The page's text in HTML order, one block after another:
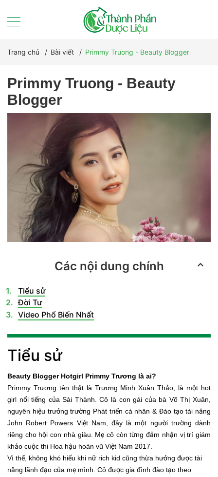
Trang chủ / Bài viết / Primmy Truong - Beauty Blogger
Primmy Truong - Beauty
Blogger
Các nội dung chính
Tiểu sử
Đời Tư
Video Phổ Biến Nhất
Tiểu sử
Beauty Blogger Hotgirl Primmy Trương là ai?
Primmy Trương tên thật là Trương Minh Xuân Thảo, là một hot
girl nổi tiếng của Sài Thành. Cô là con gái của bà Võ Thị Xuân,
nguyên hiệu trưởng trường Phát triển cá nhân & Đào tạo tài năng
John Robert Powers Việt Nam, đây là một người trường dành
riêng cho hội con nhà giàu. Mẹ cô còn từng đảm nhận vị trí giám
khảo cuộc thi Hoa hậu hoàn vũ Việt Nam 2017.
Vì thế, không khó hiểu khi nữ rich kid cũng thừa hưởng được tài
năng lãnh đạo của mẹ mình. Cô được gia đình đào tạo theo